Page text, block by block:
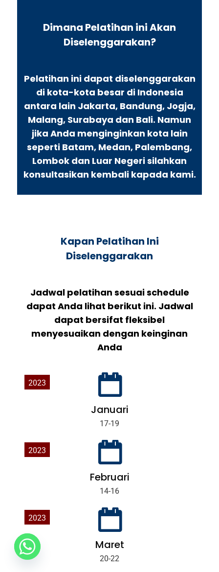
Dimana Pelatihan ini Akan
Diselenggarakan?
Pelatihan ini dapat diselenggarakan
di kota-kota besar di Indonesia
antara lain Jakarta, Bandung, Jogja,
Malang, Surabaya dan Bali. Namun
jika Anda menginginkan kota lain
seperti Batam, Medan, Palembang,
Lombok dan Luar Negeri silahkan
konsultasikan kembali kapada kami.
Kapan Pelatihan Ini
Diselenggarakan
Jadwal pelatihan sesuai schedule
dapat Anda lihat berikut ini. Jadwal
dapat bersifat fleksibel
menyesuaikan dengan keinginan
Anda
Januari
17-19
2023
Februari
14-16
2023
Maret
20-22
2023